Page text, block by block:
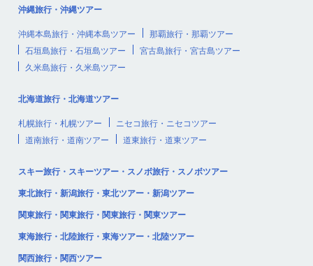
沖縄旅行・沖縄ツアー
沖縄本島旅行・沖縄本島ツアー
那覇旅行・那覇ツアー
石垣島旅行・石垣島ツアー
宮古島旅行・宮古島ツアー
久米島旅行・久米島ツアー
北海道旅行・北海道ツアー
札幌旅行・札幌ツアー
ニセコ旅行・ニセコツアー
道南旅行・道南ツアー
道東旅行・道東ツアー
スキー旅行・スキーツアー・スノボ旅行・スノボツアー
東北旅行・新潟旅行・東北ツアー・新潟ツアー
関東旅行・関東旅行・関東旅行・関東ツアー
東海旅行・北陸旅行・東海ツアー・北陸ツアー
関西旅行・関西ツアー